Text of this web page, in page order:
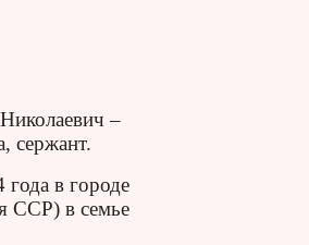
–
сержант.
в городе
ССР) в семье